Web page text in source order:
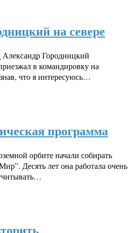
на севере
Городницкий
в командировку на
что я интересуюсь…
программа
орбите начали собирать
Десять лет она работала очень